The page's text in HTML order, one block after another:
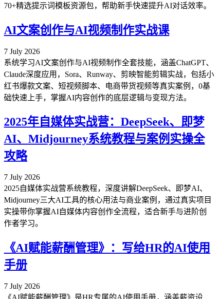
70+精选提示词模板资源包，帮助新手快速提升AI对话效率。
AI文案创作与AI视频制作实战课
7 July 2026
系统学习AI文案创作与AI视频制作全套技能，涵盖ChatGPT、
Claude深度应用，Sora、Runway、剪映智能剪辑实战，包括小
红书爆款文案、短视频脚本、电商带货视频等真实案例，0基
础快速上手，掌握AI内容创作的底层逻辑与变现方法。
2025年自媒体实战营：DeepSeek、即梦
AI、Midjourney系统教程与案例实操全
攻略
7 July 2026
2025自媒体实战营系统教程，深度讲解DeepSeek、即梦AI、
Midjourney三大AI工具的核心用法与商业案例，通过真实项目
实操带你掌握AI自媒体内容创作全流程，适合新手与进阶创
作者学习。
《AI赋能薪酬管理》：写给HR的AI使用
手册
7 July 2026